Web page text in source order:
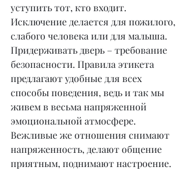
уступить тот, кто входит.
Исключение делается для пожилого,
слабого человека или для малыша.
Придерживать дверь – требование
безопасности. Правила этикета
предлагают удобные для всех
способы поведения, ведь и так мы
живем в весьма напряженной
эмоциональной атмосфере.
Вежливые же отношения снимают
напряженность, делают общение
приятным, поднимают настроение.